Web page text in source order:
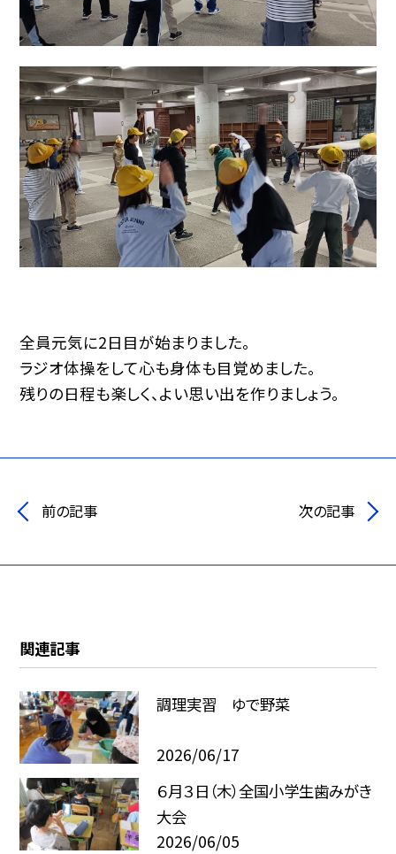
全員元気に2日目が始まりました。
ラジオ体操をして心も身体も目覚めました。
残りの日程も楽しく、よい思い出を作りましょう。
前の記事 次の記事
関連記事
調理実習 ゆで野菜
2026/06/17
６月３日（木）全国小学生歯みがき
大会
2026/06/05